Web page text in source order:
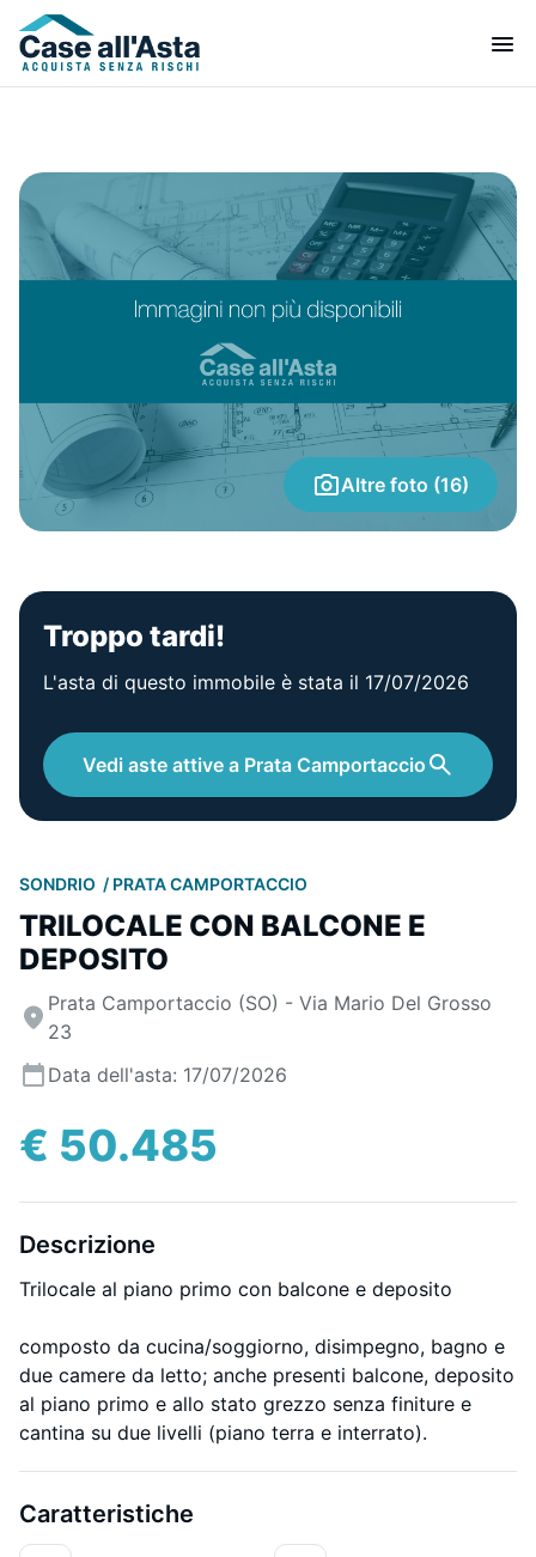
Altre foto (16)
Troppo tardi!
L'asta di questo immobile è stata il 17/07/2026
Vedi aste attive a Prata Camportaccio
SONDRIO PRATA CAMPORTACCIO
TRILOCALE CON BALCONE E
DEPOSITO
Prata Camportaccio (SO) - Via Mario Del Grosso
23
Data dell'asta: 17/07/2026
€ 50.485
Descrizione
Trilocale al piano primo con balcone e deposito
composto da cucina/soggiorno, disimpegno, bagno e
due camere da letto; anche presenti balcone, deposito
al piano primo e allo stato grezzo senza finiture e
cantina su due livelli (piano terra e interrato).
Caratteristiche